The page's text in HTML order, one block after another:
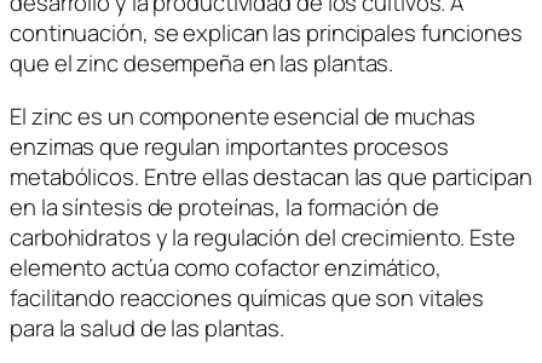
continuación, se explican las principales funciones
que el zinc desempeña en las plantas.
El zinc es un componente esencial de muchas
enzimas que regulan importantes procesos
metabólicos. Entre ellas destacan las que participan
en la síntesis de proteínas, la formación de
carbohidratos y la regulación del crecimiento. Este
elemento actúa como cofactor enzimático,
facilitando reacciones químicas que son vitales
para la salud de las plantas.